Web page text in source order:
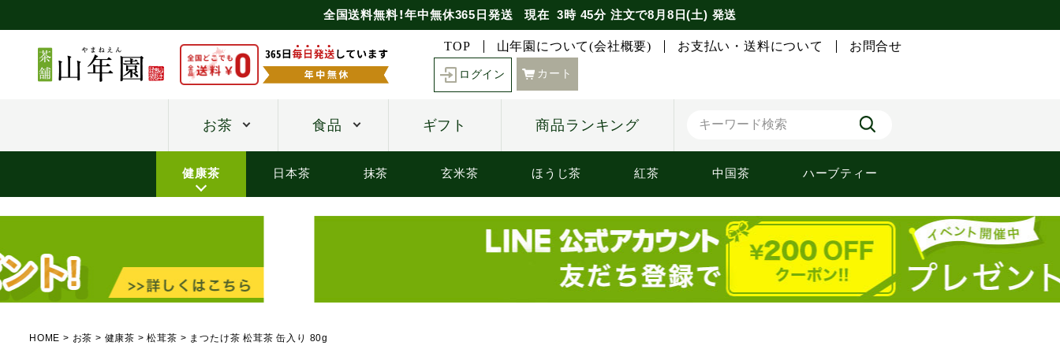
全国送料無料！年中無休365日発送 現在 3時 45分注文で8月8日(土) 発送
TOP 山年園について(会社概要) お支払い・送料について お問合せ
ログイン カート
お茶 食品 ギフト 商品ランキング
健康茶 日本茶 抹茶 玄米茶 ほうじ茶 紅茶 中国茶 ハーブティー
HOME お茶 健康茶 松茸茶 まつたけ茶 松茸茶 缶入り 80g